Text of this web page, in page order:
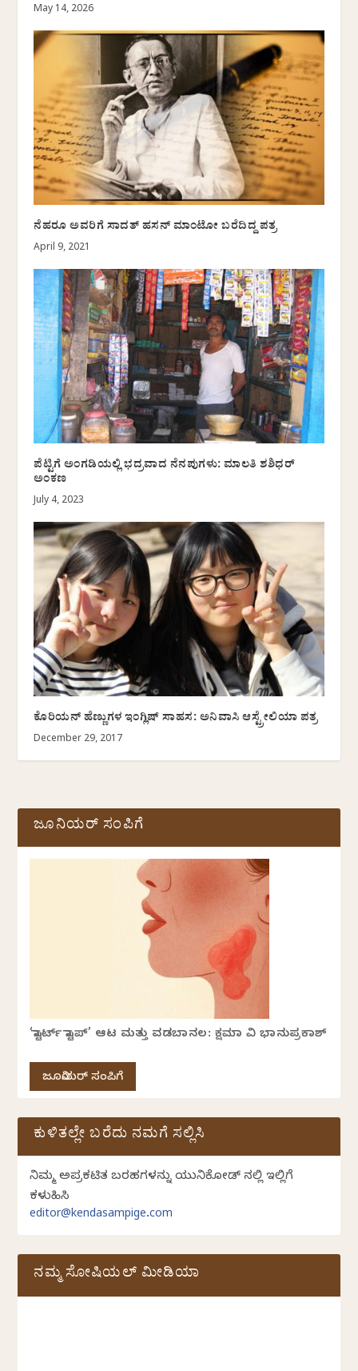
May 14, 2026
ನೆಹರೂ ಅವರಿಗೆ ಸಾದತ್ ಹಸನ್ ಮಾಂಟೋ ಬರೆದಿದ್ದ ಪತ್ರ
April 9, 2021
ಪೆಟ್ಟಿಗೆ ಅಂಗಡಿಯಲ್ಲಿ ಭದ್ರವಾದ ನೆನಪುಗಳು: ಮಾಲತಿ ಶಶಿಧರ್
ಅಂಕಣ
July 4, 2023
ಕೊರಿಯನ್ ಹೆಣ್ಣುಗಳ ಇಂಗ್ಲಿಷ್ ಸಾಹಸ: ಅನಿವಾಸಿ ಆಸ್ಟ್ರೇಲಿಯಾ ಪತ್ರ
December 29, 2017
ಜೂನಿಯರ್ ಸಂಪಿಗೆ
‘ಸ್ಟಾರ್ಟ್ ಸ್ಟಾಪ್’ ಆಟ ಮತ್ತು ವಡಬಾನಲ: ಕ್ಷಮಾ ವಿ ಭಾನುಪ್ರಕಾಶ್
ಜೂನಿಯರ್ ಸಂಪಿಗೆ
ಕುಳಿತಲ್ಲೇ ಬರೆದು ನಮಗೆ ಸಲ್ಲಿಸಿ
ನಿಮ್ಮ ಅಪ್ರಕಟಿತ ಬರಹಗಳನ್ನು ಯುನಿಕೋಡ್ ನಲ್ಲಿ ಇಲ್ಲಿಗೆ
ಕಳುಹಿಸಿ
editor@kendasampige.com
ನಮ್ಮ ಸೋಷಿಯಲ್‌ ಮೀಡಿಯಾ